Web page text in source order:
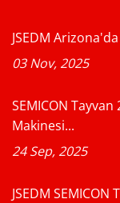
JSEDM
03 Nov, 2025
SEMICON
Makinesi...
24 Sep, 2025
JSEDM